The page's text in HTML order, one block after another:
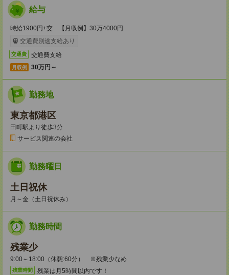
給与
時給1900円+交 【月収例】30万4000円
交通費別途支給あり
交通費 交通費支給
月収例 30万円～
勤務地
東京都港区
田町駅より徒歩3分
サービス関連の会社
勤務曜日
土日祝休
月～金（土日祝休み）
勤務時間
残業少
9:00～18:00（休憩:60分） ※残業少なめ
残業時間 残業は月5時間以内です！